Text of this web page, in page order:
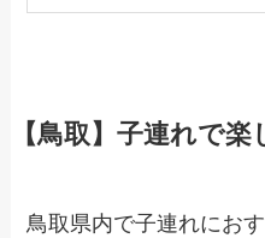
【鳥取】子連れで
鳥取県内で子連れにお